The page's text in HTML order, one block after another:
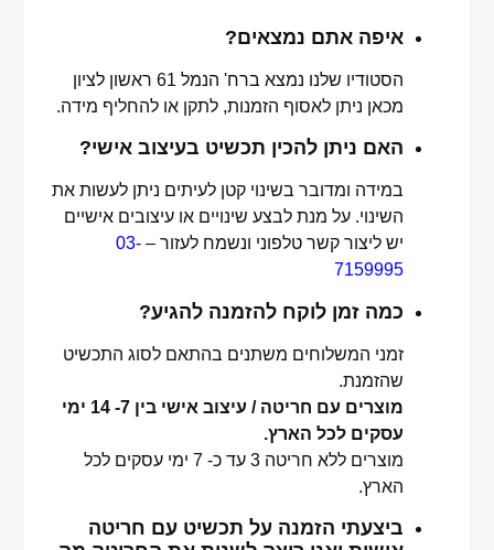
איפה אתם נמצאים?
הסטודיו שלנו נמצא ברח' הנמל 61 ראשון לציון
מכאן ניתן לאסוף הזמנות, לתקן או להחליף מידה.
האם ניתן להכין תכשיט בעיצוב אישי?
במידה ומדובר בשינוי קטן לעיתים ניתן לעשות את
השינוי. על מנת לבצע שינויים או עיצובים אישיים
יש ליצור קשר טלפוני ונשמח לעזור –03-
7159995
כמה זמן לוקח להזמנה להגיע?
זמני המשלוחים משתנים בהתאם לסוג התכשיט
שהזמנת.
מוצרים עם חריטה / עיצוב אישי בין 7- 14 ימי
עסקים לכל הארץ.
מוצרים ללא חריטה 3 עד כ- 7 ימי עסקים לכל
הארץ.
ביצעתי הזמנה על תכשיט עם חריטה